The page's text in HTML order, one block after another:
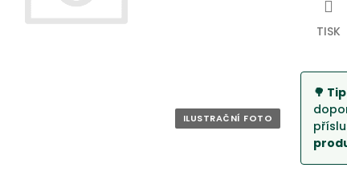
🌳
TISK